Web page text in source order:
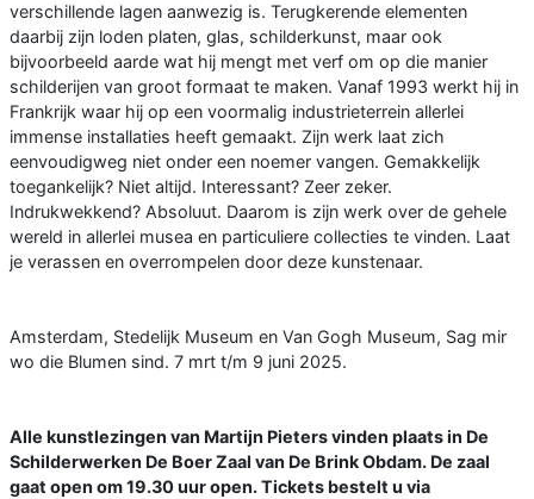
verschillende lagen aanwezig is. Terugkerende elementen
daarbij zijn loden platen, glas, schilderkunst, maar ook
bijvoorbeeld aarde wat hij mengt met verf om op die manier
schilderijen van groot formaat te maken. Vanaf 1993 werkt hij in
Frankrijk waar hij op een voormalig industrieterrein allerlei
immense installaties heeft gemaakt. Zijn werk laat zich
eenvoudigweg niet onder een noemer vangen. Gemakkelijk
toegankelijk? Niet altijd. Interessant? Zeer zeker.
Indrukwekkend? Absoluut. Daarom is zijn werk over de gehele
wereld in allerlei musea en particuliere collecties te vinden. Laat
je verassen en overrompelen door deze kunstenaar.
Amsterdam, Stedelijk Museum en Van Gogh Museum, Sag mir
wo die Blumen sind. 7 mrt t/m 9 juni 2025.
Alle kunstlezingen van Martijn Pieters vinden plaats in De
Schilderwerken De Boer Zaal van De Brink Obdam. De zaal
gaat open om 19.30 uur open. Tickets bestelt u via